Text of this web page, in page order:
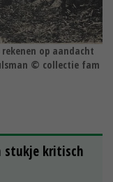
op aandacht
© collectie fam
stukje kritisch